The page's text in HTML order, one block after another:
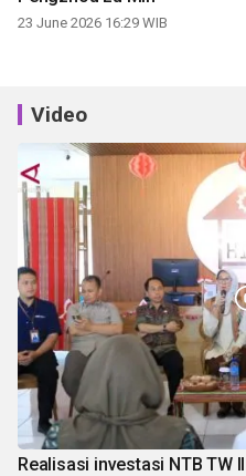
23 June 2026 16:29 WIB
Video
Realisasi investasi NTB TW